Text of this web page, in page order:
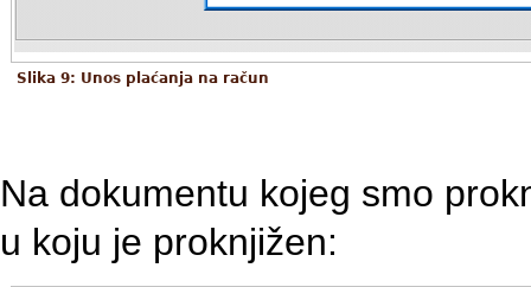
Slika 9: Unos plaćanja na račun
Na dokumentu kojeg smo
u koju je proknjižen: